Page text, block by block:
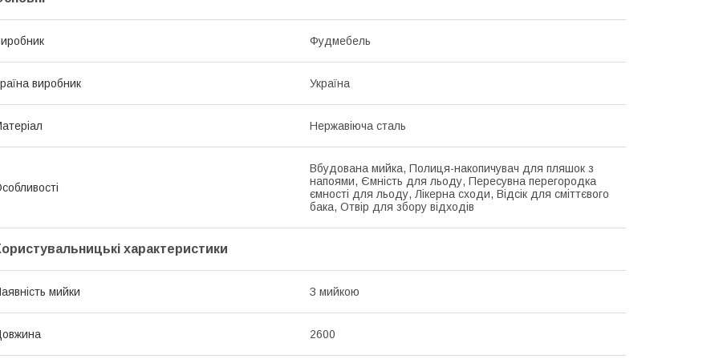
Фудмебель
виробник Україна
Нержавіюча сталь
Вбудована мийка, Полиця-накопичувач для пляшок з
напоями, Ємність для льоду, Пересувна перегородка
ємності для льоду, Лікерна сходи, Відсік для сміттєвого
бака, Отвір для збору відходів
характеристики
мийки З мийкою
2600